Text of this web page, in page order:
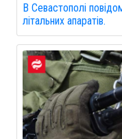
В Севастополі
літальних апаратів.